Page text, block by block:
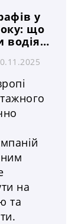
та
Ось
у
що
водіям
на
та